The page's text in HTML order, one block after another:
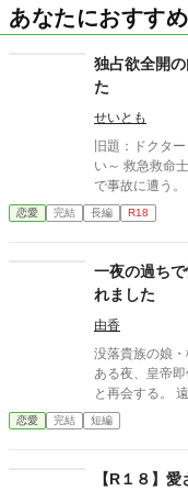
あなたにおすす
独占欲全開
た
せいとも
旧題：ドクタ
い～ 救急救命士として働く雫石月は、勤務明けに乗っていたバス
で事故に遭う。 どうやら、バスの運転手が体調不良になったよう
だ。 乗客にAEDを探してきてもらうように頼み、救助活動をして
いるとボサボ
とを『チビ団
マスク男は運
車に同乗して去ってしまった。
くない相手の正体は⁇ 作品はフィクションです。
とは異なる描
恋愛 完結 長編 R18
一夜の過ち
れました
由香
没落貴族の娘
ある夜、皇帝
と再会する。 遠い存在になったはずの彼。 けれど、その夜をきっ
かけに月鈴の運命は大きく
なぜか彼女だ
恋愛 完結 短編
【R１８】